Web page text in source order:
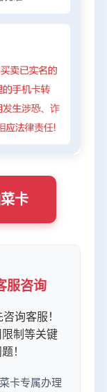
卡
服咨询
询客服！
制等关键
！
卡专属办理